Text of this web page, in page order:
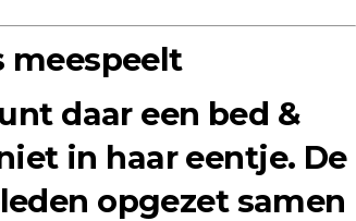
meespeelt
daar een bed &
in haar eentje. De
opgezet samen